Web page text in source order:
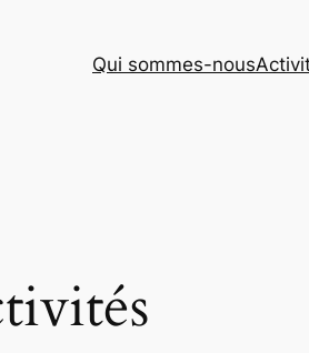
Qui sommes-nous